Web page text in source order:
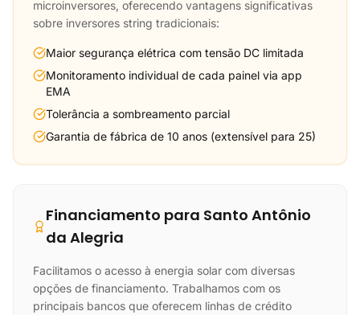
microinversores, oferecendo vantagens significativas
sobre inversores string tradicionais:
Maior segurança elétrica com tensão DC limitada
Monitoramento individual de cada painel via app
EMA
Tolerância a sombreamento parcial
Garantia de fábrica de 10 anos (extensível para 25)
Financiamento para Santo Antônio
da Alegria
Facilitamos o acesso à energia solar com diversas
opções de financiamento. Trabalhamos com os
principais bancos que oferecem linhas de crédito